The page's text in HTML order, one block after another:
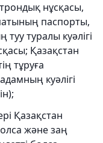
нұсқасы,
паспорты,
туралы куәлігі
Қазақстан
тұруға
куәлігі
Қазақстан
және заң